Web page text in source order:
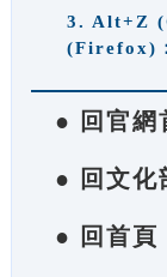
3. Alt+Z
(Firefox)
● 回官網
● 回文化
● 回首頁